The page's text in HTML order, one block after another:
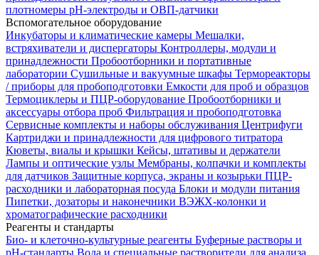
плотномеры pH-электроды и ОВП-датчики
Вспомогательное оборудование
Инкубаторы и климатические камеры Мешалки,
встряхиватели и диспергаторы Контроллеры, модули и
принадлежности Пробоотборники и портативные
лаборатории Сушильные и вакуумные шкафы Термореакторы
/ приборы для пробоподготовки Емкости для проб и образцов
Термоциклеры и ПЦР-оборудование Пробоотборники и
аксессуары отбора проб Фильтрация и пробоподготовка
Сервисные комплекты и наборы обслуживания Центрифуги
Картриджи и принадлежности для цифрового титратора
Кюветы, виалы и крышки Кейсы, штативы и держатели
Лампы и оптические узлы Мембраны, колпачки и комплекты
для датчиков Защитные корпуса, экраны и козырьки ПЦР-
расходники и лабораторная посуда Блоки и модули питания
Пипетки, дозаторы и наконечники ВЭЖХ-колонки и
хроматографические расходники
Реагенты и стандарты
Био- и клеточно-культурные реагенты Буферные растворы и
pH-стандарты Вода и специальные растворители для анализа